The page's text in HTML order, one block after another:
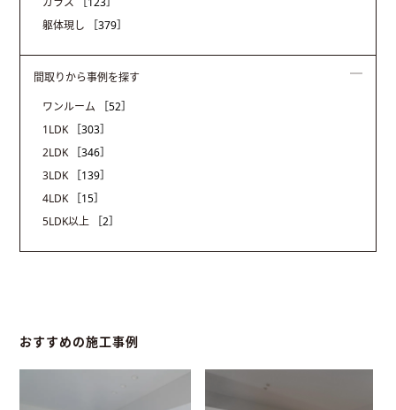
躯体現し
［379］
間取りから事例を探す
ワンルーム
［52］
1LDK
［303］
2LDK
［346］
3LDK
［139］
4LDK
［15］
5LDK以上
［2］
おすすめの施工事例